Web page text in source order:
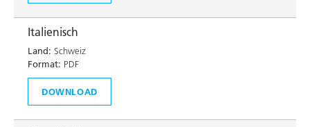
Italienisch
Land: Schweiz
Format: PDF
DOWNLOAD